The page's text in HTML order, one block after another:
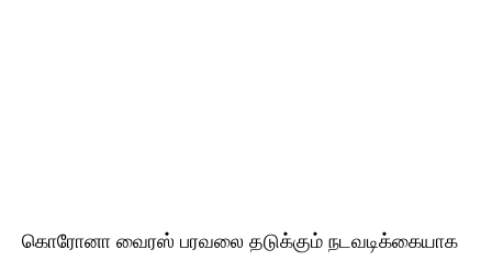
கொரோனா வைரஸ் பரவலை தடுக்கும் நடவடிக்கையாக